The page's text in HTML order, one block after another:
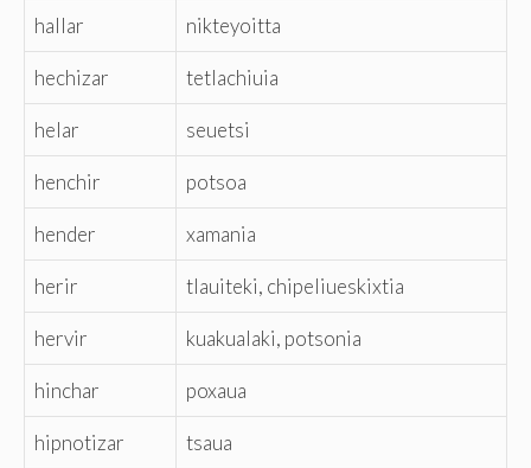
hallar nikteyoitta
hechizar tetlachiuia
helar seuetsi
henchir potsoa
hender xamania
herir tlauiteki, chipeliueskixtia
hervir kuakualaki, potsonia
hinchar poxaua
hipnotizar tsaua